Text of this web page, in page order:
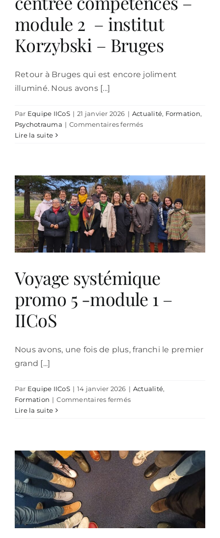
module 2 – institut
Korzybski – Bruges
Retour à Bruges qui est encore joliment
illuminé. Nous avons [...]
Par Equipe IICoS | 21 janvier 2026 | Actualité, Formation,
Psychotrauma | Commentaires ferméssur
module
2
–
institut
Korzybski
–
Bruges
Lire la suite
Voyage systémique
promo 5 -module 1 –
IICoS
Nous avons, une fois de plus, franchi le premier
grand [...]
Par Equipe IICoS | 14 janvier 2026 | Actualité,
Formation | Commentaires ferméssur
-
module
1
–
IICoS
Lire la suite